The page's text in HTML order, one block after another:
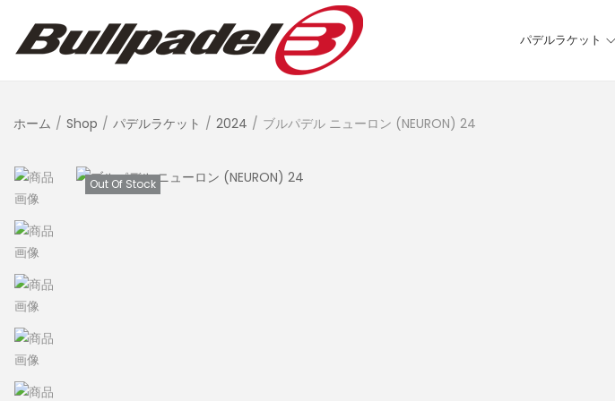
パデルラケット
ホーム / Shop / パデルラケット / 2024 / ブルパデル ニューロン (NEURON) 24
Out Of Stock